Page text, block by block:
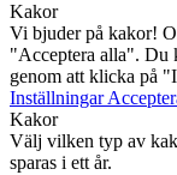
Kakor
Vi bjuder på kakor!
"Acceptera alla". Du
genom att klicka på
Inställningar
Kakor
Välj vilken typ av
sparas i ett år.